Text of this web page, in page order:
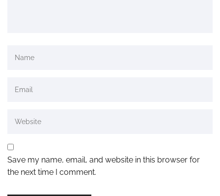
Save my name, email, and website in this browser for
the next time I comment.